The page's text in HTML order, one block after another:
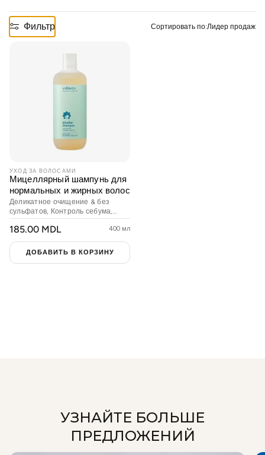
Для мужчин
Солнцезащитный крем
Situationship
Наборы
Фильтр Сортировать по:Лидер продаж
УХОД ЗА ВОЛОСАМИ
Мицеллярный шампунь для
нормальных и жирных волос
Деликатное очищение & без
сульфатов, Контроль себума,
Сбалансированная кожа головы
ОБЫЧНАЯ
185.00 MDL 400 мл
ДОБАВИТЬ В КОРЗИНУ
УЗНАЙТЕ БОЛЬШЕ
ПРЕДЛОЖЕНИЙ